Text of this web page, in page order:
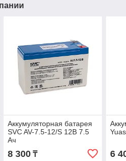
Аккумуляторная батарея
SVC AV-7.5-12/S 12В 7.5
Ач
8 300₸ 6